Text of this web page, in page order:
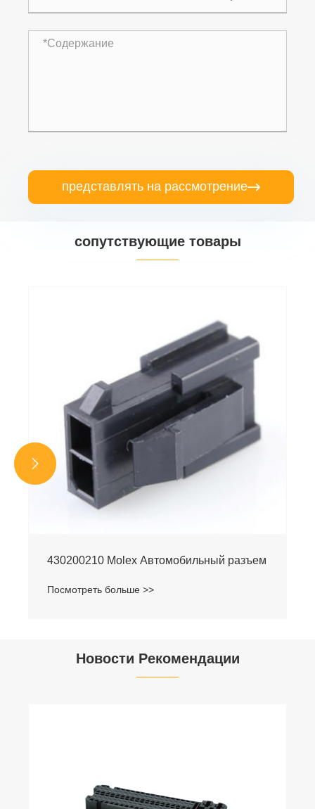
представлять на рассмотрение
сопутствующие товары
430200210 Molex Автомобильный разъем
Посмотреть больше >>


Новости Рекомендации